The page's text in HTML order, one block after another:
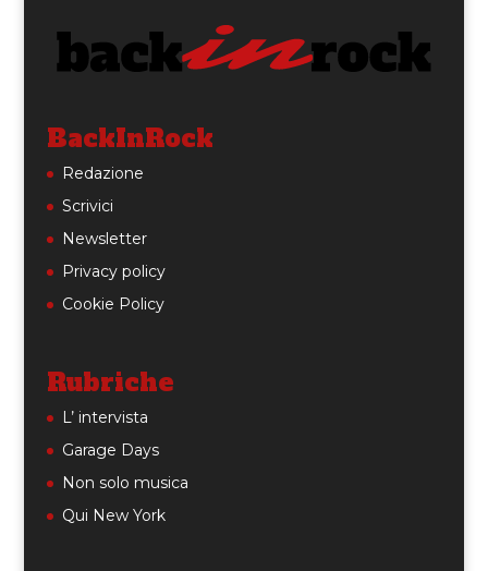
BackInRock
Redazione
Scrivici
Newsletter
Privacy policy
Cookie Policy
Rubriche
L’ intervista
Garage Days
Non solo musica
Qui New York